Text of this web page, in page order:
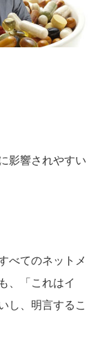
影響されやすい
べてのネットメ
、「これはイ
し、明言するこ